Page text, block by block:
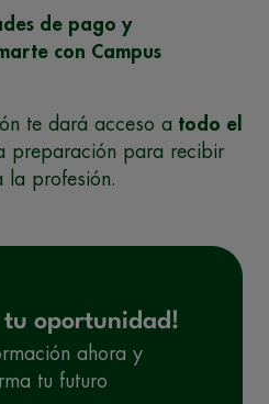
de pago y
con Campus
te dará acceso a todo el
preparación para recibir
la profesión.
tu oportunidad!
ahora y
tu futuro